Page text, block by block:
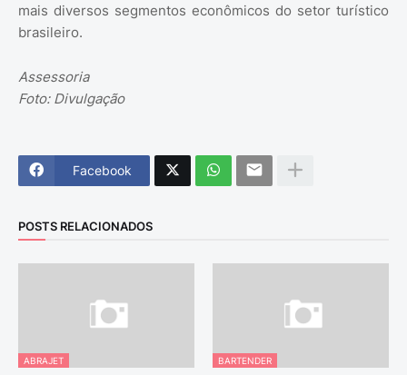
mais diversos segmentos econômicos do setor turístico
brasileiro.
Assessoria
Foto: Divulgação
Facebook
POSTS RELACIONADOS
ABRAJET BARTENDER